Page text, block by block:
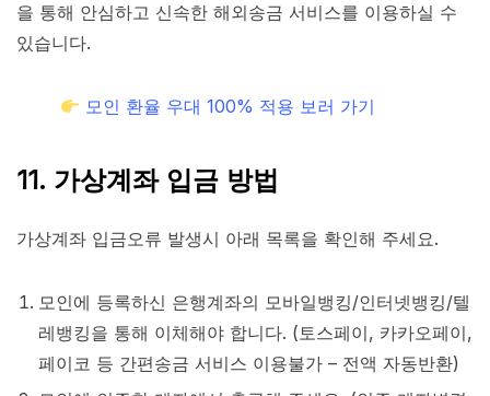
을 통해 안심하고 신속한 해외송금 서비스를 이용하실 수
있습니다.
모인 환율 우대 100% 적용 보러 가기
11. 가상계좌 입금 방법
가상계좌 입금오류 발생시 아래 목록을 확인해 주세요.
모인에 등록하신 은행계좌의 모바일뱅킹/인터넷뱅킹/텔
레뱅킹을 통해 이체해야 합니다. (토스페이, 카카오페이,
페이코 등 간편송금 서비스 이용불가 – 전액 자동반환)